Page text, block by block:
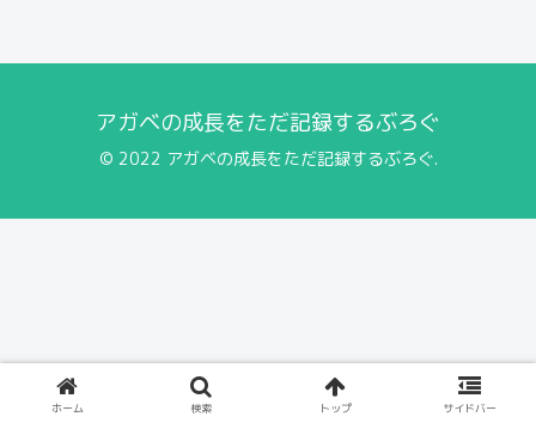
アガベの成長をただ記録するぶろぐ
© 2022 アガベの成長をただ記録するぶろぐ.
ホーム 検索 トップ サイドバー